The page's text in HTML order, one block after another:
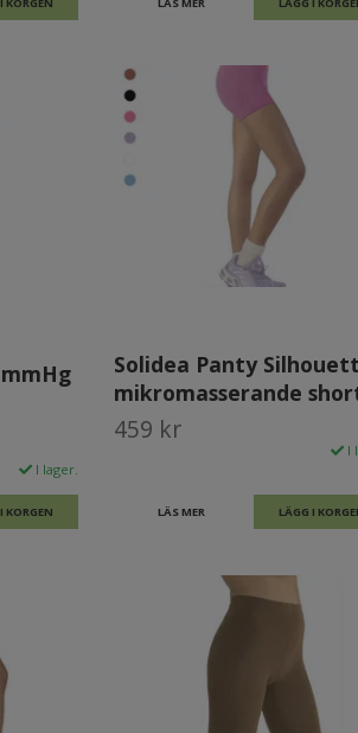
KORGEN LÄS MER LÄGG I
I lager.
KORGEN
Solidea Panty
mikromasserande
459 kr
I
LÄS MER LÄGG I